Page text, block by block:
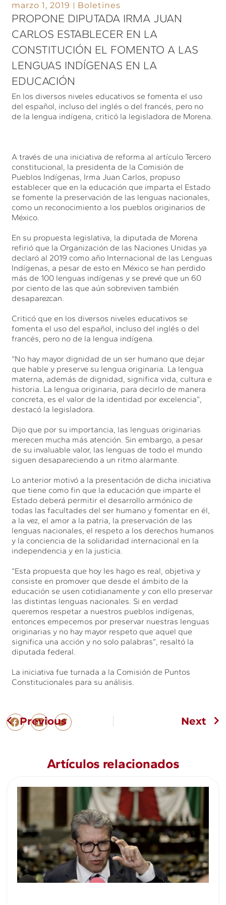
marzo 1, 2019 Boletines
PROPONE DIPUTADA IRMA JUAN
CARLOS ESTABLECER EN LA
CONSTITUCIÓN EL FOMENTO A LAS
LENGUAS INDÍGENAS EN LA
EDUCACIÓN
En los diversos niveles educativos se fomenta el uso
del español, incluso del inglés o del francés, pero no
de la lengua indígena, criticó la legisladora de Morena.
A través de una iniciativa de reforma al artículo Tercero
constitucional, la presidenta de la Comisión de
Pueblos Indígenas, Irma Juan Carlos, propuso
establecer que en la educación que imparta el Estado
se fomente la preservación de las lenguas nacionales,
como un reconocimiento a los pueblos originarios de
México.
En su propuesta legislativa, la diputada de Morena
refirió que la Organización de las Naciones Unidas ya
declaró al 2019 como año Internacional de las Lenguas
Indígenas, a pesar de esto en México se han perdido
más de 100 lenguas indígenas y se prevé que un 60
por ciento de las que aún sobreviven también
desaparezcan.
Criticó que en los diversos niveles educativos se
fomenta el uso del español, incluso del inglés o del
francés, pero no de la lengua indígena.
“No hay mayor dignidad de un ser humano que dejar
que hable y preserve su lengua originaria. La lengua
materna, además de dignidad, significa vida, cultura e
historia. La lengua originaria, para decirlo de manera
concreta, es el valor de la identidad por excelencia”,
destacó la legisladora.
Dijo que por su importancia, las lenguas originarias
merecen mucha más atención. Sin embargo, a pesar
de su invaluable valor, las lenguas de todo el mundo
siguen desapareciendo a un ritmo alarmante.
Lo anterior motivó a la presentación de dicha iniciativa
que tiene como fin que la educación que imparte el
Estado deberá permitir el desarrollo armónico de
todas las facultades del ser humano y fomentar en él,
a la vez, el amor a la patria, la preservación de las
lenguas nacionales, el respeto a los derechos humanos
y la conciencia de la solidaridad internacional en la
independencia y en la justicia.
“Esta propuesta que hoy les hago es real, objetiva y
consiste en promover que desde el ámbito de la
educación se usen cotidianamente y con ello preservar
las distintas lenguas nacionales. Si en verdad
queremos respetar a nuestros pueblos indígenas,
entonces empecemos por preservar nuestras lenguas
originarias y no hay mayor respeto que aquel que
significa una acción y no solo palabras”, resaltó la
diputada federal.
La iniciativa fue turnada a la Comisión de Puntos
Constitucionales para su análisis.
Previous Next
Artículos relacionados